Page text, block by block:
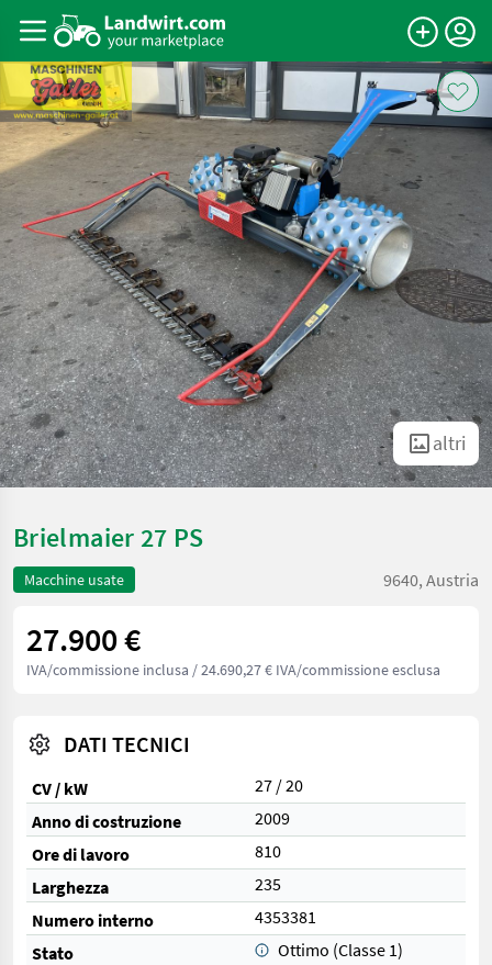
altri
Brielmaier 27 PS
Macchine usate 9640, Austria
27.900 €
IVA/commissione inclusa / 24.690,27 € IVA/commissione esclusa
DATI TECNICI
CV / kW
27 / 20
Anno di costruzione
2009
Ore di lavoro
810
Larghezza
235
Numero interno
4353381
Stato
Ottimo (Classe 1)